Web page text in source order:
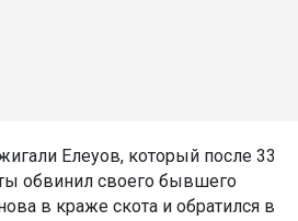
Елеуов, который после 33
обвинил своего бывшего
в краже скота и обратился в